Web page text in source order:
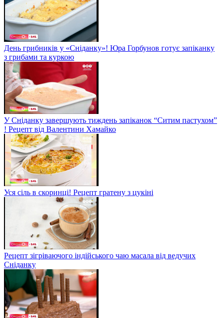
День грибників у «Сніданку»! Юра Горбунов готує запіканку
з грибами та куркою
У Сніданку завершують тиждень запіканок “Ситим пастухом”
! Рецепт від Валентини Хамайко
Уся сіль в скоринці! Рецепт гратену з цукіні
Рецепт зігріваючого індійського чаю масала від ведучих
Сніданку